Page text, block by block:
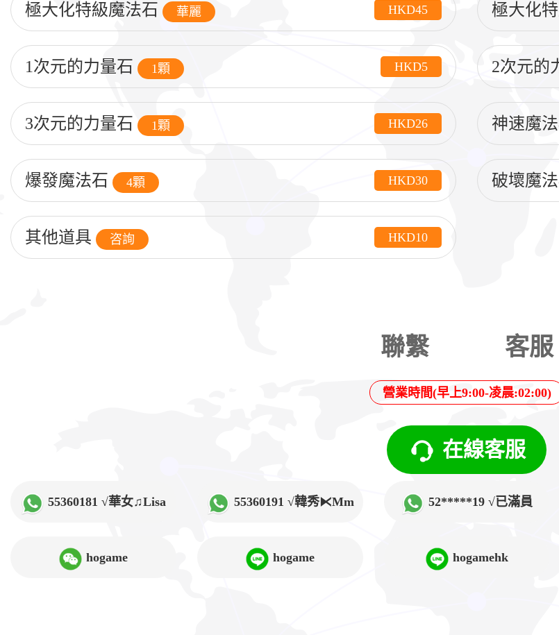
極大化特級魔法石 華麗 HKD45 極大化
1次元的力量石 1顆 HKD5 2次元的
3次元的力量石 1顆 HKD26 神速魔
爆發魔法石 4顆 HKD30 破壞魔
其他道具 咨詢 HKD10
聯繫 客服
營業時間(早上9:00-凌晨:02:00)
在線客服
55360181 √華女♫Lisa 55360191 √韓秀⧔Mm 52*****19 √已滿員
hogame hogame hogamehk